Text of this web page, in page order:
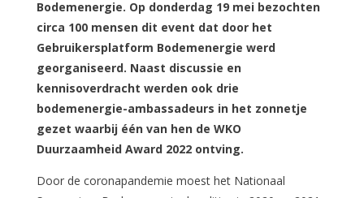
Bodemenergie. Op donderdag 19 mei bezochten
circa 100 mensen dit event dat door het
Gebruikersplatform Bodemenergie werd
georganiseerd. Naast discussie en
kennisoverdracht werden ook drie
bodemenergie-ambassadeurs in het zonnetje
gezet waarbij één van hen de WKO
Duurzaamheid Award 2022 ontving.
Door de coronapandemie moest het Nationaal